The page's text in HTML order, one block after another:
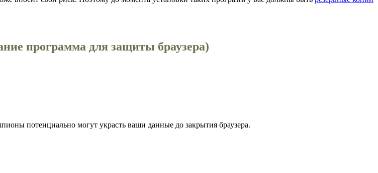
программа для защиты браузера)
потенциально могут украсть ваши данные до закрытия браузера.